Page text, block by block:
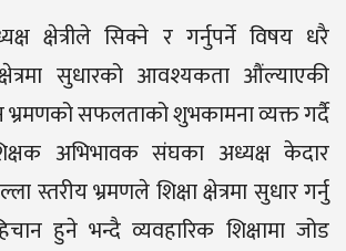
क्षेत्रीले सिक्ने र गर्नुपर्ने विषय धरै
सुधारको आवश्यकता औंल्याएकी
सफलताको शुभकामना व्यक्त गर्दै
अभिभावक संघका अध्यक्ष केदार
स्तरीय भ्रमणले शिक्षा क्षेत्रमा सुधार गर्नु
हुने भन्दै व्यवहारिक शिक्षामा जोड